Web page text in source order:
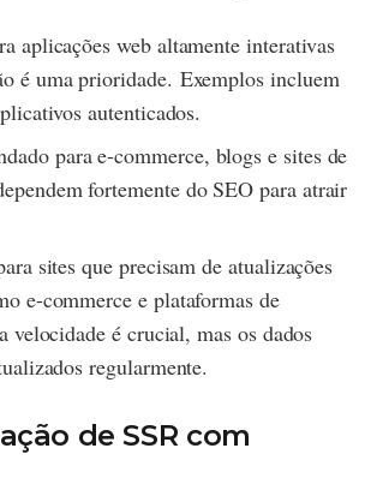
aplicações web altamente interativas
é uma prioridade. Exemplos incluem
autenticados.
para e-commerce, blogs e sites de
fortemente do SEO para atrair
sites que precisam de atualizações
e-commerce e plataformas de
velocidade é crucial, mas os dados
regularmente.
de SSR com